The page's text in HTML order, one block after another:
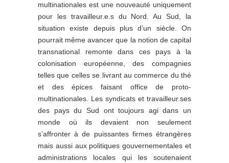
multinationales est une nouveauté uniquement
pour les travailleur.e.s du Nord. Au Sud, la
situation existe depuis plus d’un siècle. On
pourrait même avancer que la notion de capital
transnational remonte dans ces pays à la
colonisation européenne, des compagnies
telles que celles se livrant au commerce du thé
et des épices faisant office de proto-
multinationales. Les syndicats et travailleur.ses
des pays du Sud ont toujours agi dans un
monde où ils devaient non seulement
s’affronter à de puissantes firmes étrangères
mais aussi aux politiques gouvernementales et
administrations locales qui les soutenaient